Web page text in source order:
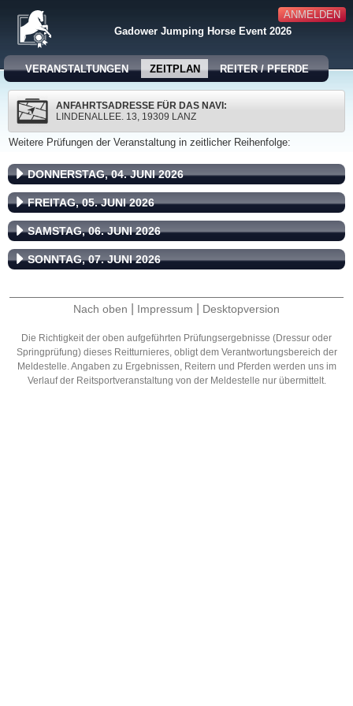
ANMELDEN
Gadower Jumping Horse Event 2026
VERANSTALTUNGEN ZEITPLAN REITER / PFERDE
ANFAHRTSADRESSE FÜR DAS NAVI:
LINDENALLEE. 13, 19309 LANZ
Weitere Prüfungen der Veranstaltung in zeitlicher Reihenfolge:
DONNERSTAG, 04. JUNI 2026
FREITAG, 05. JUNI 2026
SAMSTAG, 06. JUNI 2026
SONNTAG, 07. JUNI 2026
Nach oben Impressum Desktopversion
Die Richtigkeit der oben aufgeführten Prüfungsergebnisse (Dressur oder
Springprüfung) dieses Reitturnieres, obligt dem Verantwortungsbereich der
Meldestelle. Angaben zu Ergebnissen, Reitern und Pferden werden uns im
Verlauf der Reitsportveranstaltung von der Meldestelle nur übermittelt.